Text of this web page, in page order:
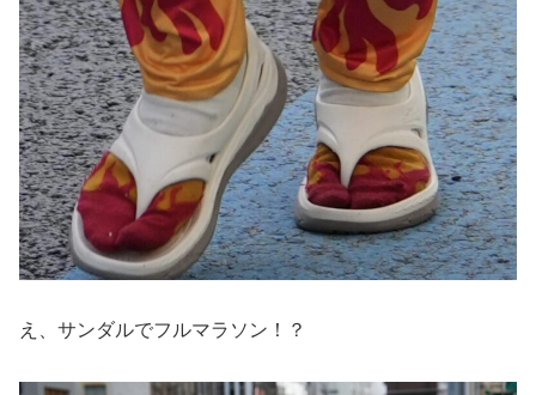
え、サンダルでフルマラソン！？